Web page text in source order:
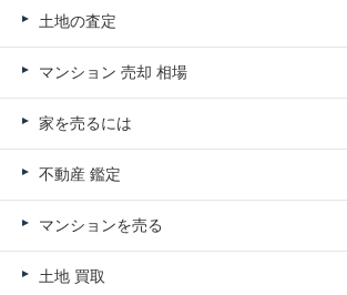
土地の査定
マンション 売却 相場
家を売るには
不動産 鑑定
マンションを売る
土地 買取